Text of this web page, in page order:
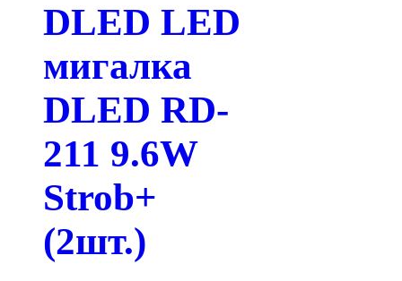
DLED LED
мигалка
DLED RD-
211 9.6W
Strob+
(2шт.)